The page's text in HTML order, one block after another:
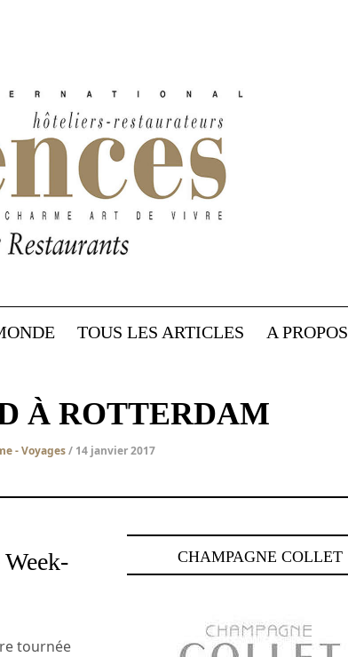
TOUS LES ARTICLES A PROPOS
À ROTTERDAM
- Voyages/ 14 janvier 2017
tournée
CHAMPAGNE COLLET